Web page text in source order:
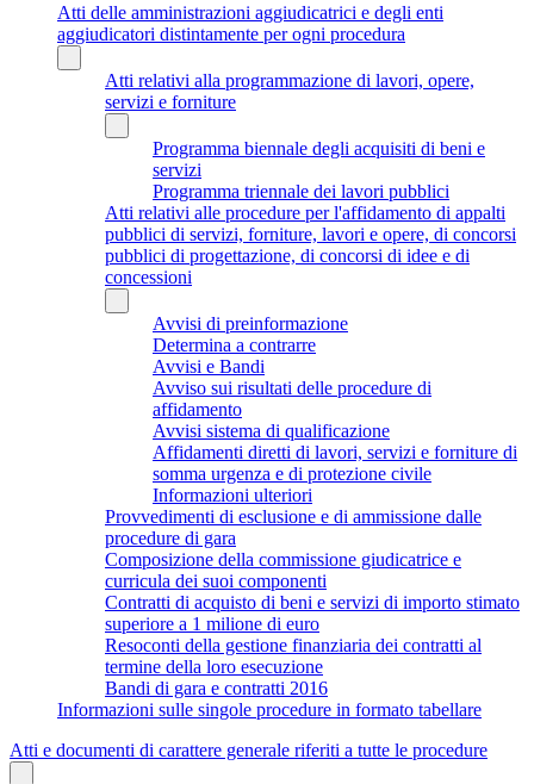
Atti delle amministrazioni aggiudicatrici e degli enti
aggiudicatori distintamente per ogni procedura
Atti relativi alla programmazione di lavori, opere,
servizi e forniture
Programma biennale degli acquisiti di beni e
servizi
Programma triennale dei lavori pubblici
Atti relativi alle procedure per l'affidamento di appalti
pubblici di servizi, forniture, lavori e opere, di concorsi
pubblici di progettazione, di concorsi di idee e di
concessioni
Avvisi di preinformazione
Determina a contrarre
Avvisi e Bandi
Avviso sui risultati delle procedure di
affidamento
Avvisi sistema di qualificazione
Affidamenti diretti di lavori, servizi e forniture di
somma urgenza e di protezione civile
Informazioni ulteriori
Provvedimenti di esclusione e di ammissione dalle
procedure di gara
Composizione della commissione giudicatrice e
curricula dei suoi componenti
Contratti di acquisto di beni e servizi di importo stimato
superiore a 1 milione di euro
Resoconti della gestione finanziaria dei contratti al
termine della loro esecuzione
Bandi di gara e contratti 2016
Informazioni sulle singole procedure in formato tabellare
Atti e documenti di carattere generale riferiti a tutte le procedure